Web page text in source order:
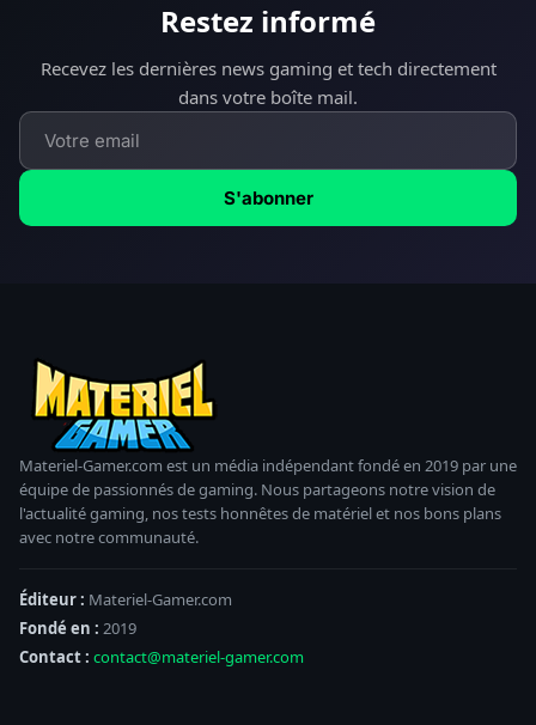
Restez informé
Recevez les dernières news gaming et tech directement
dans votre boîte mail.
S'abonner
Materiel-Gamer.com est un média indépendant fondé en 2019 par une
équipe de passionnés de gaming. Nous partageons notre vision de
l'actualité gaming, nos tests honnêtes de matériel et nos bons plans
avec notre communauté.
Éditeur : Materiel-Gamer.com
Fondé en : 2019
Contact : contact@materiel-gamer.com